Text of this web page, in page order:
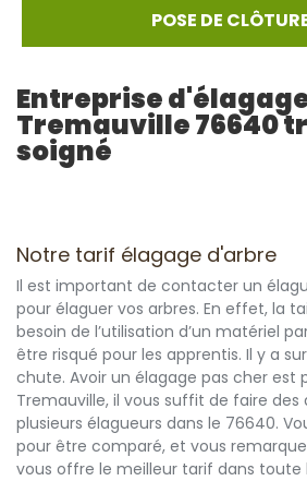
POSE DE
Entreprise
Tremauville 76640
soigné
Notre tarif élagage d'arbre
Il est important de contacter un
pour élaguer vos arbres. En effet, la
besoin de l’utilisation d’un matériel
être risqué pour les apprentis. Il y a
chute. Avoir un élagage pas cher est
Tremauville, il vous suffit de faire des
plusieurs élagueurs dans le 76640.
pour être comparé, et vous
vous offre le meilleur tarif dans toute